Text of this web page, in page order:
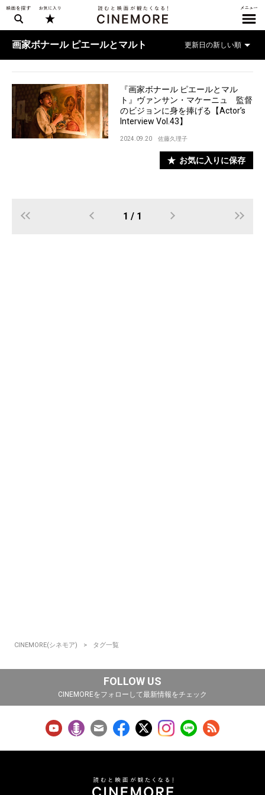
画家ボナール ピエールとマルト
『画家ボナール ピエールとマル
ト』ヴァンサン・マケーニュ 監督
のビジョンに身を捧げる【Actor’s
Interview Vol.43】
2024.09.20 佐藤久理子
お気に入りに保存
1 / 1
CINEMORE(シネモア) タグ一覧
FOLLOW US
CINEMOREをフォローして最新情報をチェック